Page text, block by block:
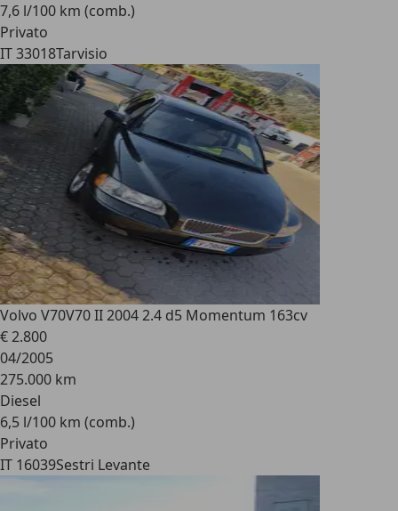
7,6 l/100 km (comb.)
Privato
IT 33018Tarvisio
Volvo V70V70 II 2004 2.4 d5 Momentum 163cv
€ 2.800
04/2005
275.000 km
Diesel
6,5 l/100 km (comb.)
Privato
IT 16039Sestri Levante